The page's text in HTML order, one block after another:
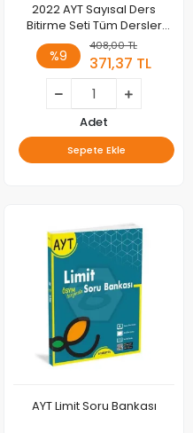
2022 AYT Sayısal Ders
Bitirme Seti Tüm Dersler
Soru Bankası
%9
408,00 TL
371,37 TL
Adet
Sepete Ekle
AYT Limit Soru Bankası